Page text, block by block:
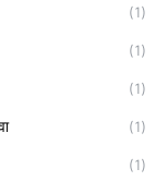
(1)
(1)
(1)
(1)
(1)